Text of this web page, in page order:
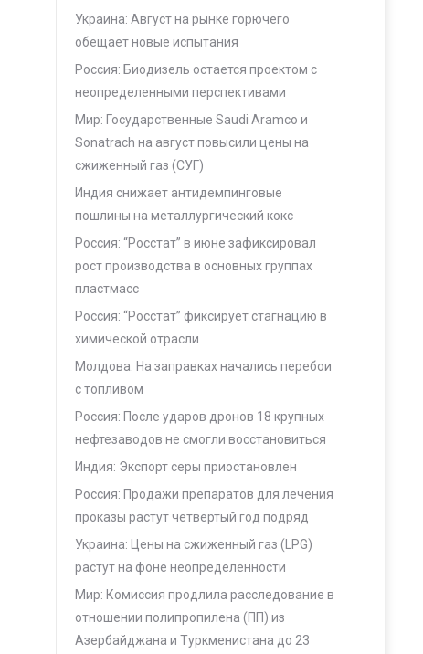
Украина: Август на рынке горючего
обещает новые испытания
Россия: Биодизель остается проектом с
неопределенными перспективами
Мир: Государственные Saudi Aramco и
Sonatrach на август повысили цены на
сжиженный газ (СУГ)
Индия снижает антидемпинговые
пошлины на металлургический кокс
Россия: “Росстат” в июне зафиксировал
рост производства в основных группах
пластмасс
Россия: “Росстат” фиксирует стагнацию в
химической отрасли
Молдова: На заправках начались перебои
с топливом
Россия: После ударов дронов 18 крупных
нефтезаводов не смогли восстановиться
Индия: Экспорт серы приостановлен
Россия: Продажи препаратов для лечения
проказы растут четвертый год подряд
Украина: Цены на сжиженный газ (LPG)
растут на фоне неопределенности
Мир: Комиссия продлила расследование в
отношении полипропилена (ПП) из
Азербайджана и Туркменистана до 23